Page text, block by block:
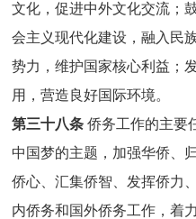
文化，促进中外文化交流；
会主义现代化建设，融入民
势力，维护国家核心利益；
用，营造良好国际环境。
第三十八条 侨务工作的主要
中国梦的主题，加强华侨、
侨心、汇集侨智、发挥侨力
内侨务和国外侨务工作，着